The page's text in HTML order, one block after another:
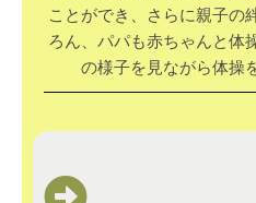
ことができ、さらに親子の
ろん、パパも赤ちゃんと体
の様子を見ながら体操